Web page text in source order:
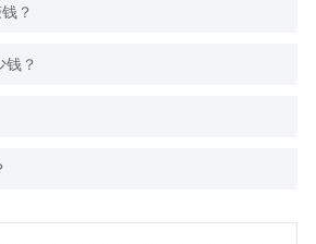
？
？